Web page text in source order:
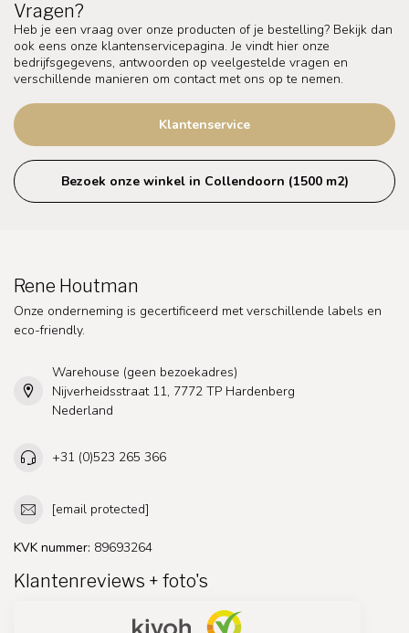
Vragen?
Heb je een vraag over onze producten of je bestelling? Bekijk dan
ook eens onze klantenservicepagina. Je vindt hier onze
bedrijfsgegevens, antwoorden op veelgestelde vragen en
verschillende manieren om contact met ons op te nemen.
Klantenservice
Bezoek onze winkel in Collendoorn (1500 m2)
Rene Houtman
Onze onderneming is gecertificeerd met verschillende labels en
eco-friendly.
Warehouse (geen bezoekadres)
Nijverheidsstraat 11, 7772 TP Hardenberg
Nederland
+31 (0)523 265 366
[email protected]
KVK nummer: 89693264
Klantenreviews + foto's